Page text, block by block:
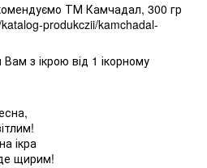
ТМ Камчадал, 300 гр
produkczii/kamchadal-
з ікрою від 1 ікорному
ікра
щирим!